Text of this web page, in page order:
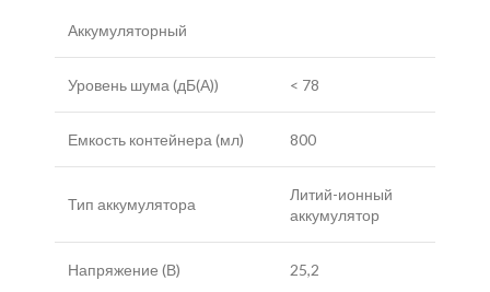
Аккумуляторный
Уровень шума (дБ(А)) < 78
Емкость контейнера (мл) 800
Тип аккумулятора
Литий-ионный
аккумулятор
Напряжение (В) 25,2